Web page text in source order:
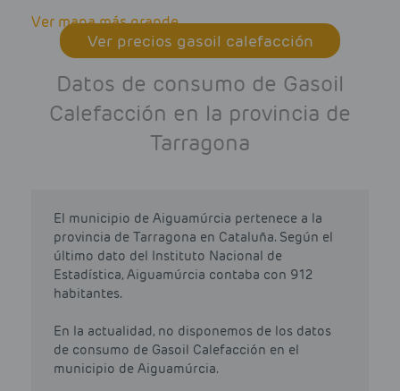
Ver mapa más grande
Ver precios gasoil calefacción
Datos de consumo de Gasoil
Calefacción en la provincia de
Tarragona
El municipio de Aiguamúrcia pertenece a la
provincia de Tarragona en Cataluña. Según el
último dato del Instituto Nacional de
Estadística, Aiguamúrcia contaba con 912
habitantes.
En la actualidad, no disponemos de los datos
de consumo de Gasoil Calefacción en el
municipio de Aiguamúrcia.